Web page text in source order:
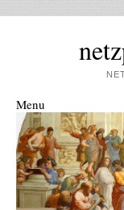
Menu
Skip to content